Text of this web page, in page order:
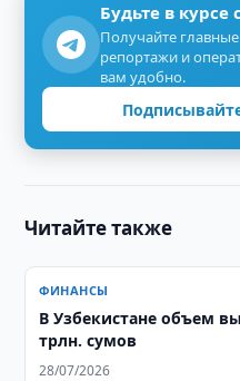
Будьте в курсе
Получайте
репортажи и
вам удобно.
Читайте также
ФИНАНСЫ
​​​​​​​В Узбекистане объем
трлн. сумов
28/07/2026